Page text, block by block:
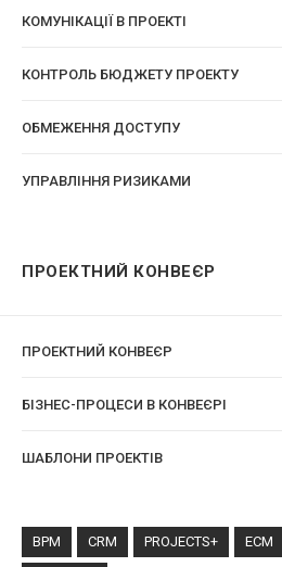
КОМУНІКАЦІЇ В ПРОЕКТІ
КОНТРОЛЬ БЮДЖЕТУ ПРОЕКТУ
ОБМЕЖЕННЯ ДОСТУПУ
УПРАВЛІННЯ РИЗИКАМИ
ПРОЕКТНИЙ КОНВЕЄР
ПРОЕКТНИЙ КОНВЕЄР
БІЗНЕС-ПРОЦЕСИ В КОНВЕЄРІ
ШАБЛОНИ ПРОЕКТІВ
BPM CRM PROJECTS+ ECM